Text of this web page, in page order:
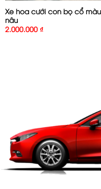
Xe hoa cưới con bọ cổ màu
nâu
2.000.000 ₫